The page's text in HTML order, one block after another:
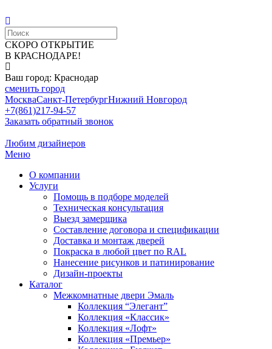
СКОРО ОТКРЫТИЕ
В КРАСНОДАРЕ!
Ваш город: Краснодар
сменить город
МоскваСанкт-ПетербургНижний Новгород
+7(861)217-94-57
Заказать обратный звонок
Любим дизайнеров
Меню
О компании
Услуги
Помощь в подборе моделей
Техническая консультация
Выезд замерщика
Составление договора и спецификации
Доставка и монтаж дверей
Покраска в любой цвет по RAL
Нанесение рисунков и патинирование
Дизайн-проекты
Каталог
Межкомнатные двери Эмаль
Коллекция “Элегант”
Коллекция «Классик»
Коллекция «Лофт»
Коллекция «Премьер»